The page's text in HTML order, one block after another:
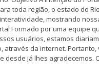
toda região, o estado do
mostrando
Formado por uma equipe
usuários, estamos
através da internet.
desde já lhes agradecemos.